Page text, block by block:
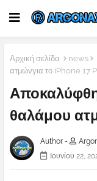
Αρχική σελίδα news
ατμώνγια το iPhone 17
θαλάμου
Author -
Ιουνίου 22,